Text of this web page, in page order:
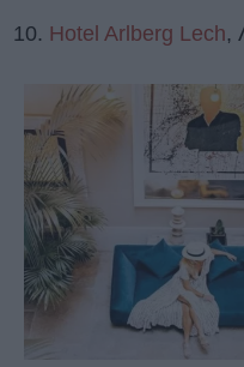
Hotel Arlberg Lech,